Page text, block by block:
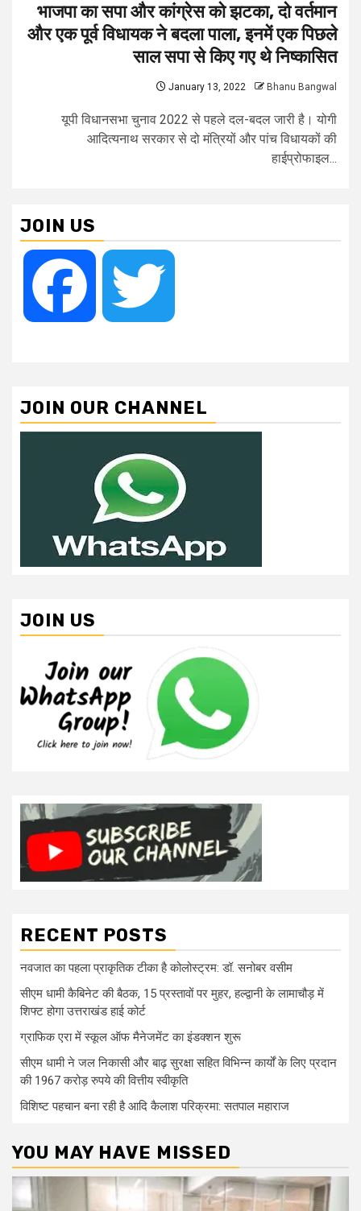
भाजपा का सपा और कांग्रेस को झटका, दो वर्तमान
और एक पूर्व विधायक ने बदला पाला, इनमें एक पिछले
साल सपा से किए गए थे निष्कासित
January 13, 2022 Bhanu Bangwal
यूपी विधानसभा चुनाव 2022 से पहले दल-बदल जारी है। योगी
आदित्यनाथ सरकार से दो मंत्रियों और पांच विधायकों की
हाईप्रोफाइल...
JOIN US
Facebook
JOIN OUR CHANNEL
JOIN US
RECENT POSTS
नवजात का पहला प्राकृतिक टीका है कोलोस्ट्रम: डॉ. सनोबर वसीम
सीएम धामी कैबिनेट की बैठक, 15 प्रस्तावों पर मुहर, हल्द्वानी के लामाचौड़ में
शिफ्ट होगा उत्तराखंड हाई कोर्ट
ग्राफिक एरा में स्कूल ऑफ मैनेजमेंट का इंडक्शन शुरू
सीएम धामी ने जल निकासी और बाढ़ सुरक्षा सहित विभिन्न कार्यों के लिए प्रदान
की 1967 करोड़ रुपये की वित्तीय स्वीकृति
विशिष्ट पहचान बना रही है आदि कैलाश परिक्रमा: सतपाल महाराज
YOU MAY HAVE MISSED